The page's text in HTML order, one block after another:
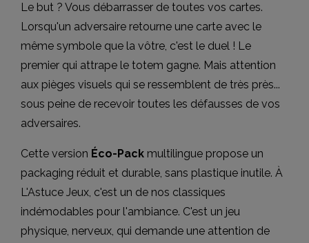
Le but ? Vous débarrasser de toutes vos cartes.
Lorsqu'un adversaire retourne une carte avec le
même symbole que la vôtre, c'est le duel ! Le
premier qui attrape le totem gagne. Mais attention
aux pièges visuels qui se ressemblent de très près...
sous peine de recevoir toutes les défausses de vos
adversaires.
Cette version Éco-Pack multilingue propose un
packaging réduit et durable, sans plastique inutile. À
L'Astuce Jeux, c'est un de nos classiques
indémodables pour l'ambiance. C'est un jeu
physique, nerveux, qui demande une attention de